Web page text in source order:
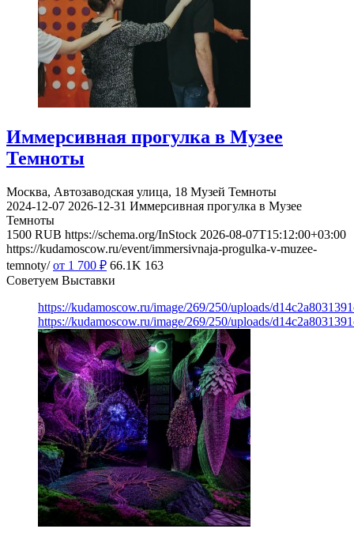
Иммерсивная прогулка в Музее
Темноты
Москва, Автозаводская улица, 18 Музей Темноты
2024-12-07 2026-12-31 Иммерсивная прогулка в Музее
Темноты
1500 RUB https://schema.org/InStock 2026-08-07T15:12:00+03:00
https://kudamoscow.ru/event/immersivnaja-progulka-v-muzee-
temnoty/ от 1 700 ₽ 66.1K 163
Советуем Выставки
https://kudamoscow.ru/image/269/250/uploads/
https://kudamoscow.ru/image/269/250/uploads/